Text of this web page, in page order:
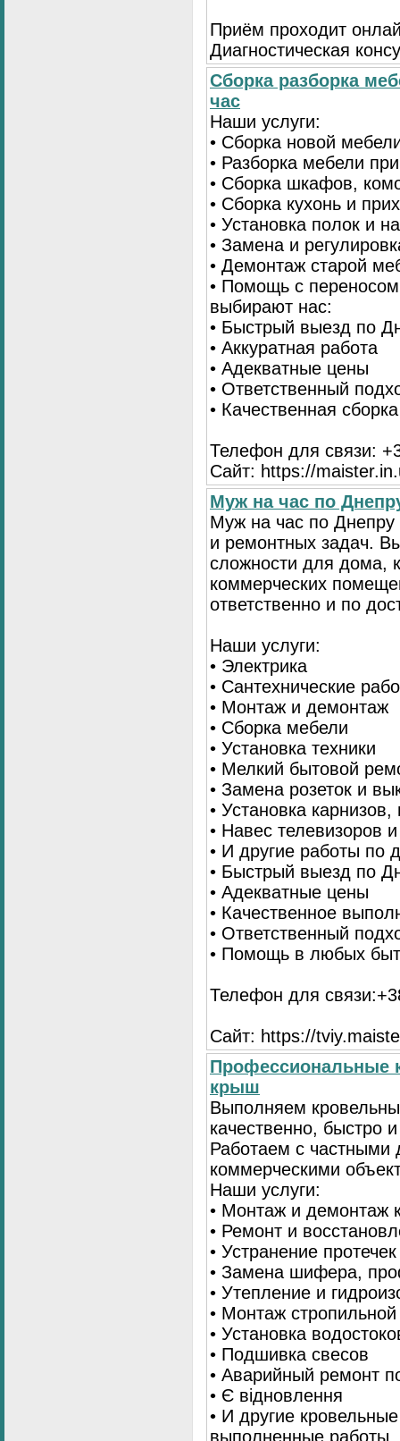
Приём проходит
Диагностическая
Сборка разборка
час
Наши услуги:
• Сборка новой
• Разборка мебели
• Сборка шкафов,
• Сборка кухонь и
• Установка полок и
• Замена и
• Демонтаж старой
• Помощь с
выбирают нас:
• Быстрый выезд по
• Аккуратная работа
• Адекватные цены
• Ответственный
• Качественная
Телефон для связи:
Сайт: https://
Муж на час по
Муж на час по
и ремонтных задач.
сложности для дома,
коммерческих
ответственно и по
Наши услуги:
• Электрика
• Сантехнические
• Монтаж и демонтаж
• Сборка мебели
• Установка техники
• Мелкий бытовой
• Замена розеток и
• Установка
• Навес телевизоров
• И другие работы по
• Быстрый выезд по
• Адекватные цены
• Качественное
• Ответственный
• Помощь в любых
Телефон для
Сайт: https://
Профессиональные
крыш
Выполняем
качественно, быстро
Работаем с
коммерческими
Наши услуги:
• Монтаж и демонтаж
• Ремонт и
• Устранение протечек
• Замена шифера,
• Утепление и
• Монтаж
• Установка
• Подшивка свесов
• Аварийный ремонт
• Є відновлення
• И другие
выполненные работы.